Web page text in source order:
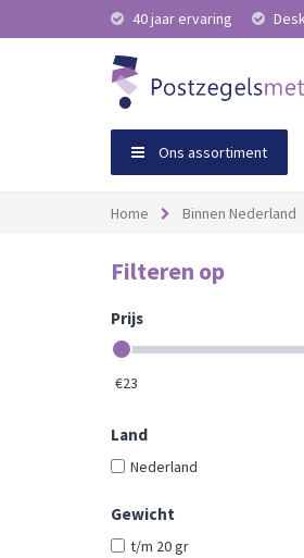
40 jaar ervaring
Ons assortiment
Home Binnen Nederland
Filteren op
Prijs
€23
Land
Nederland
Gewicht
t/m 20 gr